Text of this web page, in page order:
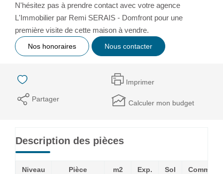
N'hésitez pas à prendre contact avec votre agence
L'Immobilier par Remi SERAIS - Domfront pour une
première visite de cette maison à vendre.
Nos honoraires Nous contacter
Imprimer
Partager Calculer mon budget
Description des pièces
Niveau Pièce m2 Exp. Sol